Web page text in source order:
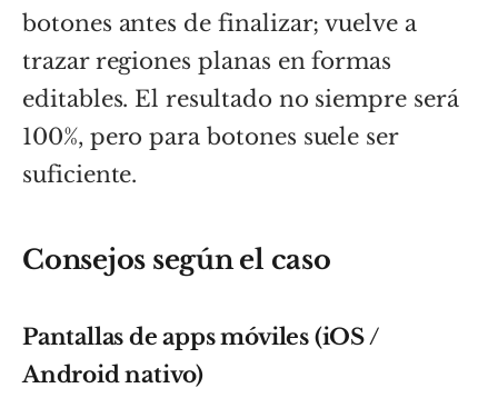
botones antes de finalizar; vuelve a
trazar regiones planas en formas
editables. El resultado no siempre será
100%, pero para botones suele ser
suficiente.
Consejos según el caso
Pantallas de apps móviles (iOS /
Android nativo)